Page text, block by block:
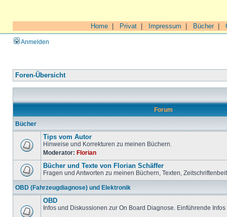
Home Privat Impressum Bücher|
Anmelden
Foren-Übersicht
Forum
Bücher
Tips vom Autor
Hinweise und Korrekturen zu meinen Büchern.
Moderator: Florian
Bücher und Texte von Florian Schäffer
Fragen und Antworten zu meinen Büchern, Texten,
OBD (Fahrzeugdiagnose) und Elektronik
OBD
Infos und Diskussionen zur On Board Diagnose. Einführende